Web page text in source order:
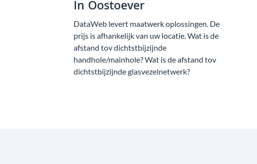
In Oostoever
DataWeb levert maatwerk oplossingen. De
prijs is afhankelijk van uw locatie. Wat is de
afstand tov dichtstbijzijnde
handhole/mainhole? Wat is de afstand tov
dichtstbijzijnde glasvezelnetwerk?